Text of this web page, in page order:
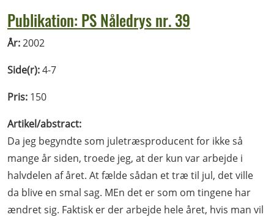
Publikation: PS Nåledrys nr. 39
År:2002
Side(r):4-7
Pris: 150
Artikel/abstract:
Da jeg begyndte som juletræsproducent for ikke så
mange år siden, troede jeg, at der kun var arbejde i
halvdelen af året. At fælde sådan et træ til jul, det ville
da blive en smal sag. MEn det er som om tingene har
ændret sig. Faktisk er der arbejde hele året, hvis man vil